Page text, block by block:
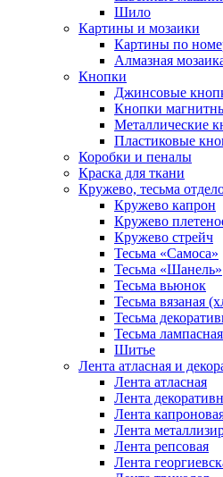
Шило
Картины и мозаики
Картины по
Алмазная
Кнопки
Джинсовые
Кнопки
Металлические
Пластиковые
Коробки и пеналы
Краска для ткани
Кружево, тесьма
Кружево капрон
Кружево
Кружево стрейч
Тесьма «Самоса»
Тесьма «Шанель»
Тесьма вьюнок
Тесьма вязаная
Тесьма
Тесьма лампасная
Шитье
Лента атласная и
Лента атласная
Лента
Лента
Лента
Лента репсовая
Лента